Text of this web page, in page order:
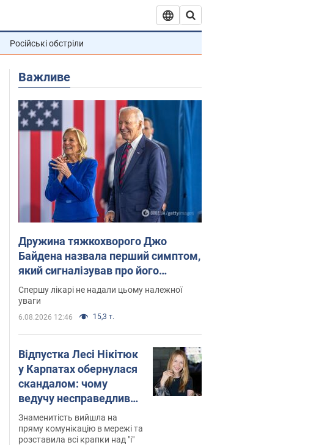
Російські обстріли
Важливе
Дружина тяжкохворого Джо
Байдена назвала перший симптом,
який сигналізував про його
"агресивний" рак
Спершу лікарі не надали цьому належної
уваги
6.08.2026 12:46 15,3 т.
Відпустка Лесі Нікітюк
у Карпатах обернулася
скандалом: чому
ведучу несправедливо
захейтили
Знаменитість вийшла на
пряму комунікацію в мережі та
розставила всі крапки над "і"